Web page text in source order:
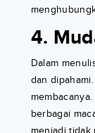
4.
Dalam
dan
berbagai
menjadi tidak